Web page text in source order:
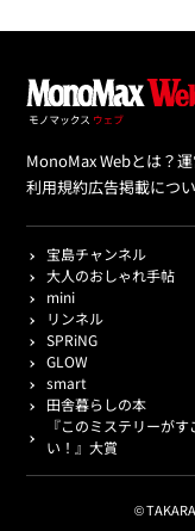
MonoMax Webとは？
利用規約広告掲載につ
宝島チャンネル
大人のおしゃれ手帖
mini
リンネル
SPRiNG
GLOW
smart
田舎暮らしの本
『このミステリーがす
い！』大賞
©